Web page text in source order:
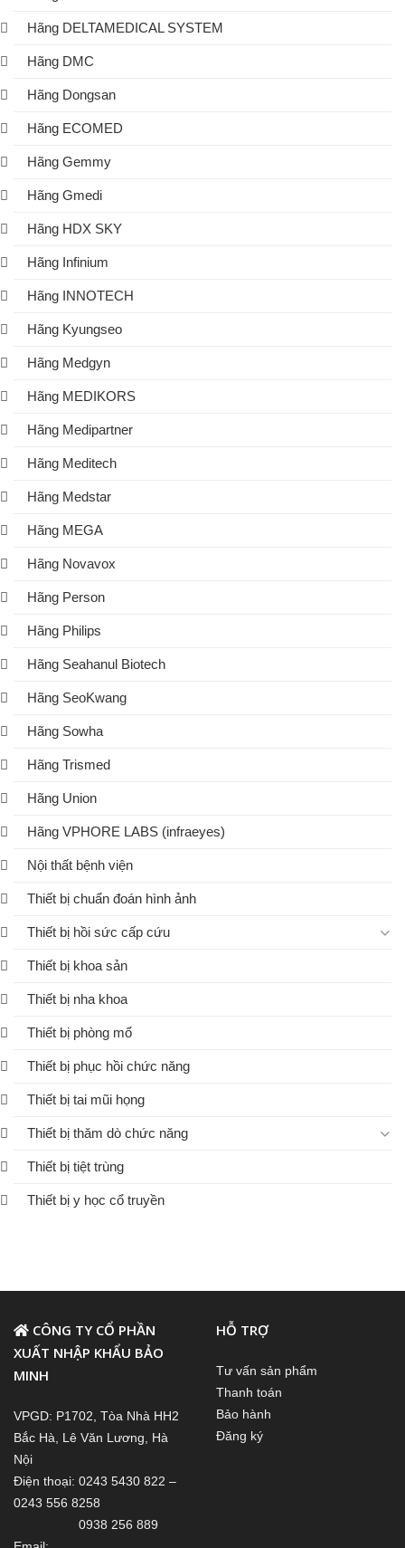
Hãng DELTAMEDICAL SYSTEM
Hãng DMC
Hãng Dongsan
Hãng ECOMED
Hãng Gemmy
Hãng Gmedi
Hãng HDX SKY
Hãng Infinium
Hãng INNOTECH
Hãng Kyungseo
Hãng Medgyn
Hãng MEDIKORS
Hãng Medipartner
Hãng Meditech
Hãng Medstar
Hãng MEGA
Hãng Novavox
Hãng Person
Hãng Philips
Hãng Seahanul Biotech
Hãng SeoKwang
Hãng Sowha
Hãng Trismed
Hãng Union
Hãng VPHORE LABS (infraeyes)
Nội thất bệnh viện
Thiết bị chuẩn đoán hình ảnh
Thiết bị hồi sức cấp cứu
Thiết bị khoa sản
Thiết bị nha khoa
Thiết bị phòng mổ
Thiết bị phục hồi chức năng
Thiết bị tai mũi họng
Thiết bị thăm dò chức năng
Thiết bị tiệt trùng
Thiết bị y học cổ truyền
CÔNG TY CỔ PHẦN
XUẤT NHẬP KHẨU BẢO
MINH
VPGD: P1702, Tòa Nhà HH2
Bắc Hà, Lê Văn Lương, Hà
Nội
Điện thoại: 0243 5430 822 –
0243 556 8258
0938 256 889
HỖ TRỢ
Tư vấn sản phẩm
Thanh toán
Bảo hành
Đăng ký